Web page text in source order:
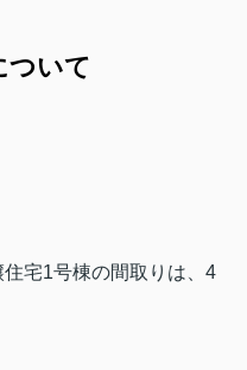
ついて
宅1号棟の間取りは、4